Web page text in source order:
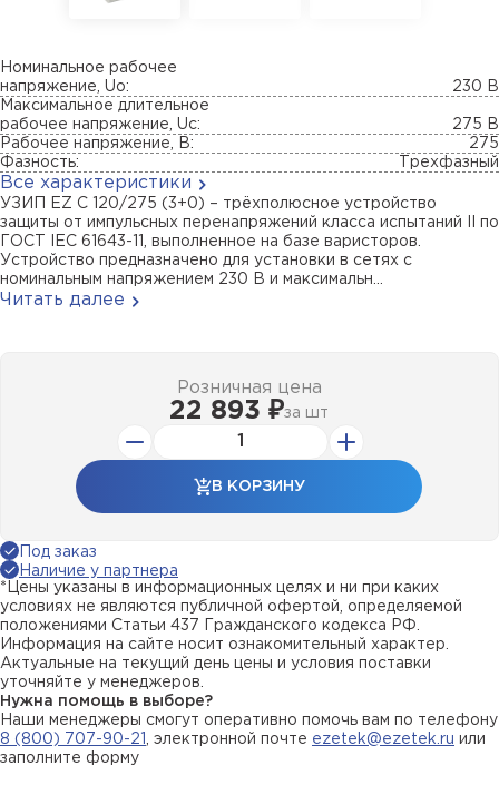
Номинальное рабочее
напряжение, Uo:
230 В
Максимальное длительное
рабочее напряжение, Uc:
275 В
Рабочее напряжение, В:
275
Фазность:
Трехфазный
Все характеристики
УЗИП EZ C 120/275 (3+0) – трёхполюсное устройство
защиты от импульсных перенапряжений класса испытаний II по
ГОСТ IEC 61643-11, выполненное на базе варисторов.
Устройство предназначено для установки в сетях с
номинальным напряжением 230 В и максимальн...
Читать далее
Розничная цена
22 893 ₽за шт
В КОРЗИНУ
Под заказ
Наличие у партнера
*Цены указаны в информационных целях и ни при каких
условиях не являются публичной офертой, определяемой
положениями Статьи 437 Гражданского кодекса РФ.
Информация на сайте носит ознакомительный характер.
Актуальные на текущий день цены и условия поставки
уточняйте у менеджеров.
Нужна помощь в выборе?
Наши менеджеры смогут оперативно помочь вам по телефону
8 (800) 707-90-21
, электронной почте ezetek@ezetek.ru или
заполните форму